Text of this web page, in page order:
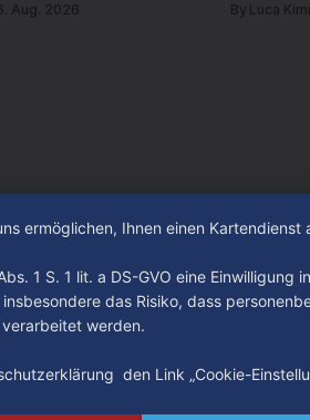
und
Aug. 2026 By Luca
ermöglichen, Ihnen einen Kartendienst
1 S. 1 lit. a DS-GVO eine Einwilligung
das Risiko, dass
werden.
den Link „Cookie-